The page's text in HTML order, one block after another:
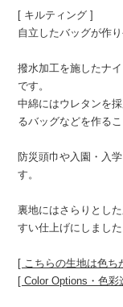
[ キルティング ]
自立したバッグが作
撥水加工を施したナ
です。
中綿にはウレタンを
るバッグなどを作るこ
防災頭巾や入園・入
す。
裏地にはさらりとし
すい仕上げにしました
[ こちらの生地は色ち
[ Color Options・色彩